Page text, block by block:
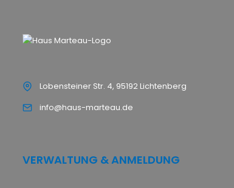
Lobensteiner Str. 4, 95192 Lichtenberg
info@haus-marteau.de
VERWALTUNG & ANMELDUNG